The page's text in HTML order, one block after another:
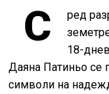
С
ред
18-
Даяна Патиньо се
символи на